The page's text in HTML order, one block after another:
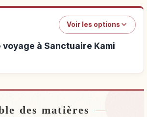
Voir les options
à Sanctuaire Kami
près de Sanctuaire Kami Kura
des matières